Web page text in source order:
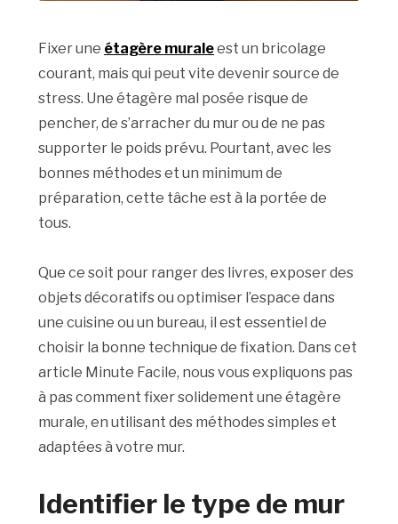
Fixer une étagère muraleest un bricolage
courant, mais qui peut vite devenir source de
stress. Une étagère mal posée risque de
pencher, de s’arracher du mur ou de ne pas
supporter le poids prévu. Pourtant, avec les
bonnes méthodes et un minimum de
préparation, cette tâche est à la portée de
tous.
Que ce soit pour ranger des livres, exposer des
objets décoratifs ou optimiser l’espace dans
une cuisine ou un bureau, il est essentiel de
choisir la bonne technique de fixation. Dans cet
article Minute Facile, nous vous expliquons pas
à pas comment fixer solidement une étagère
murale, en utilisant des méthodes simples et
adaptées à votre mur.
Identifier le type de mur